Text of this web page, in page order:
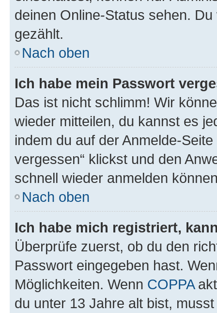
deinen Online-Status sehen.
gezählt.
Nach oben
Ich habe mein Passwort
Das ist nicht schlimm! Wir
wieder mitteilen, du kannst es
indem du auf der Anmelde-
vergessen“ klickst und den
schnell wieder anmelden
Nach oben
Ich habe mich registriert,
Überprüfe zuerst, ob du den
Passwort eingegeben hast.
Möglichkeiten. Wenn COPPA
du unter 13 Jahre alt bist,